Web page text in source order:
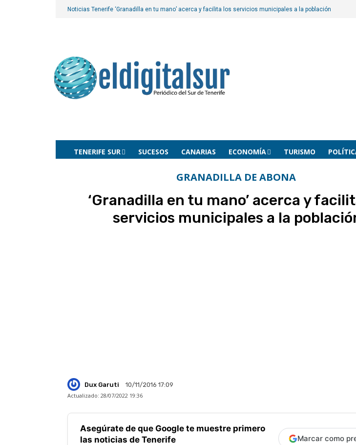
Noticias Tenerife ‘Granadilla en tu mano’ acerca y facilita los servicios municipales a la población
TENERIFE SUR SUCESOS CANARIAS ECONOMÍA TURISMO
GRANADILLA DE ABONA
‘Granadilla en tu mano’ acerca y
servicios municipales a la
Dux Garuti
10/11/2016 17:09
Actualizado: 28/07/2022 19:36
Asegúrate de que Google te muestre primero
las noticias de Tenerife
Marcar como